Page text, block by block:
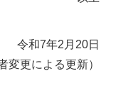
令和7年2月20日
変更による更新）